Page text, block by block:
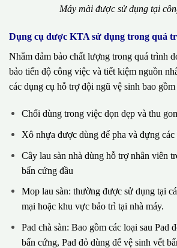
Máy mài được sử dụng tại
Dụng cụ được KTA sử dụng trong quá
Nhằm đảm bảo chất lượng trong quá trình
bảo tiến độ công việc và tiết kiệm nguồn
các dụng cụ hỗ trợ đội ngũ vệ sinh bao gồm
Chổi dùng trong việc dọn dẹp và thu
Xô nhựa được dùng để pha và đựng các
Cây lau sàn nhà dùng hỗ trợ nhân viên
bẩn cứng đầu
Mop lau sàn: thường được sử dụng tại
mại hoặc khu vực bảo trì tại nhà máy.
Pad chà sàn: Bao gồm các loại sau Pad
bẩn cứng, Pad đỏ dùng để vệ sinh vết